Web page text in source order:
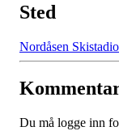
Sted
Nordåsen
Du må logge inn